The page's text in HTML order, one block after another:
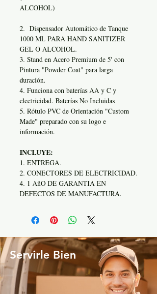
ALCOHOL)
2. Dispensador Automático de Tanque
1000 ML PARA HAND SANITIZER
GEL O ALCOHOL.
3. Stand en Acero Premium de 5' con
Pintura "Powder Coat" para larga
duración.
4. Funciona con baterías AA y C y
electricidad. Baterías No Incluidas
5. Rótulo PVC de Orientación "Custom
Made" preparado con su logo e
información.
INCLUYE:
1. ENTREGA.
2. CONECTORES DE ELECTRICIDAD.
4. 1 AñO DE GARANTIA EN
DEFECTOS DE MANUFACTURA.
Servirle Bien